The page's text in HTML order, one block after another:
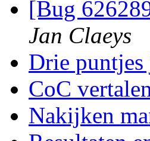
[Bug
Jan Claeys
Drie puntjes
CoC
Nakijken